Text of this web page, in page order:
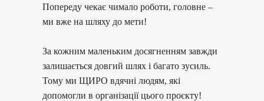
Попереду чекає чимало роботи, головне –
ми вже на шляху до мети!
За кожним маленьким досягненням завжди
залишається довгий шлях і багато зусиль.
Тому ми ЩИРО вдячні людям, які
допомогли в організації цього проєкту!